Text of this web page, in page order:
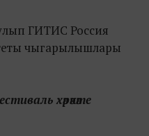
ГИТИС Россия
чыгарылышлары
хәрәкәте